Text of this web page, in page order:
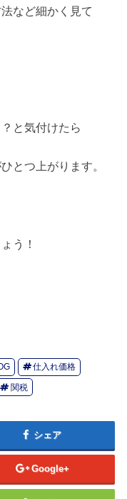
など細かく見て
と気付けたら
とつ上がります。
う！
仕入れ価格
関税
シェア
Google+